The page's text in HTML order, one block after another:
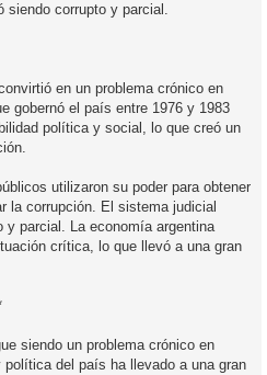
siendo corrupto y parcial.
en un problema crónico en
gobernó el país entre 1976 y 1983
política y social, lo que creó un
utilizaron su poder para obtener
la corrupción. El sistema judicial
y parcial. La economía argentina
crítica, lo que llevó a una gran
siendo un problema crónico en
del país ha llevado a una gran